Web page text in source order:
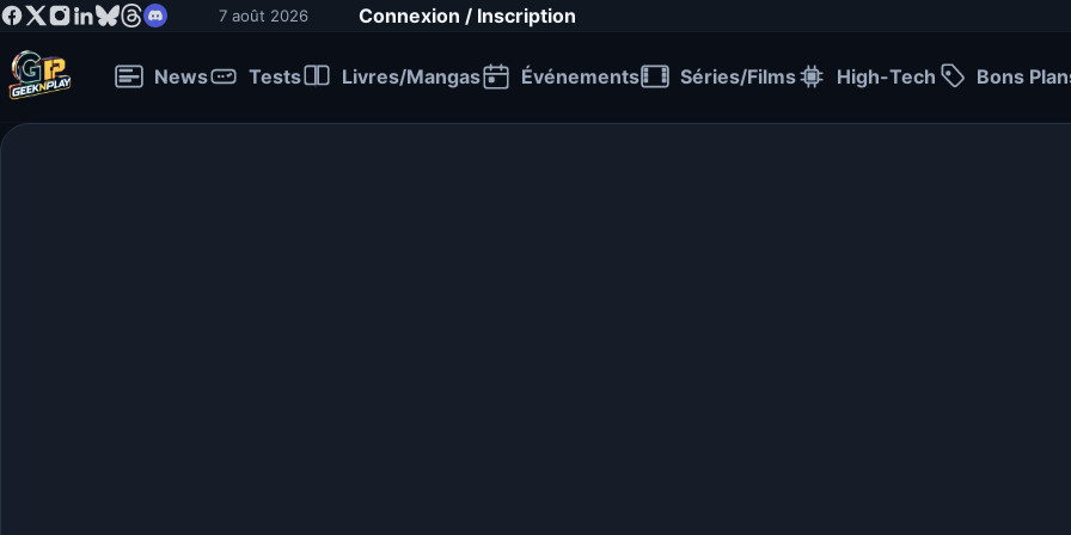
7 août 2026 Connexion / Inscription
News Tests Livres/Mangas Événements Séries/Films High-Tech Bons